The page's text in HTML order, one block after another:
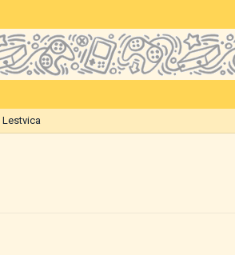
Lestvica